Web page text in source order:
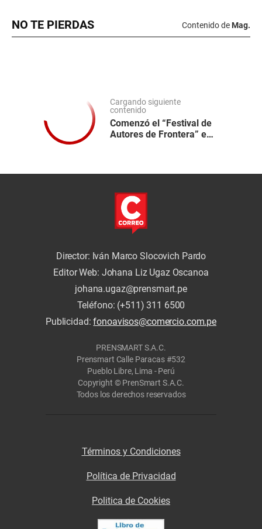
NO TE PIERDAS Contenido de Mag.
Cargando siguiente
contenido
Comenzó el “Festival de
Autores de Frontera” en
Director: Iván Marco Slocovich Pardo
Editor Web: Johana Liz Ugaz Oscanoa
johana.ugaz@prensmart.pe
Teléfono: (+511) 311 6500
Publicidad:fonoavisos@comercio.com.pe
PRENSMART S.A.C.
Prensmart Calle Paracas #532
Pueblo Libre, Lima - Perú
Copyright © PrenSmart S.A.C.
Todos los derechos reservados
Términos y Condiciones
Política de Privacidad
Politica de Cookies